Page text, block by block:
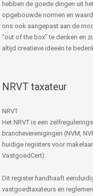
hebben de goede dingen uit
opgebouwde normen en
ons ook aangepast aan de
“out of the box” te denken en
altijd creatieve ideeën te
NRVT taxateur
NRVT
Het NRVT is een
brancheverenigingen (NVM,
huidige registers voor
VastgoedCert).
Dit register handhaaft
vastgoedtaxateurs en